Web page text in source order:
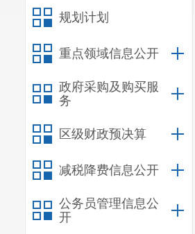
规划计划
重点领域信息公开
政府采购及购买服
务
区级财政预决算
减税降费信息公开
公务员管理信息公
开